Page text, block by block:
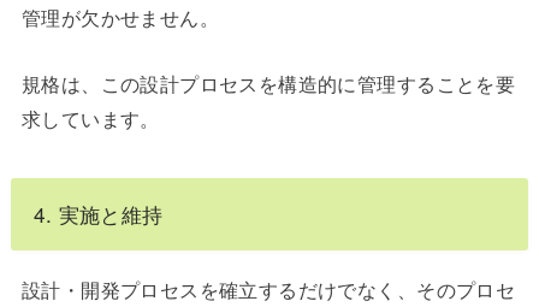
管理が欠かせません。
規格は、この設計プロセスを構造的に管理することを要
求しています。
4. 実施と維持
設計・開発プロセスを確立するだけでなく、そのプロセ